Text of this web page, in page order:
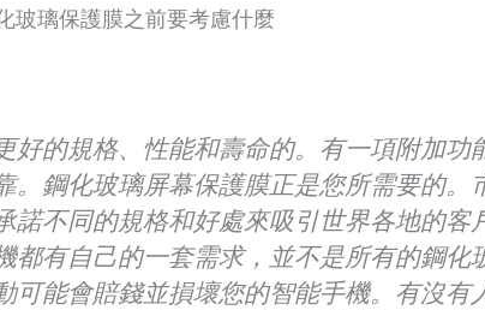
玻璃保護膜之前要考慮什麼
好的規格、性能和壽命的。有一項附加功
。鋼化玻璃屏幕保護膜正是您所需要的。
諾不同的規格和好處來吸引世界各地的客
都有自己的一套需求，並不是所有的鋼化
可能會賠錢並損壞您的智能手機。有沒有